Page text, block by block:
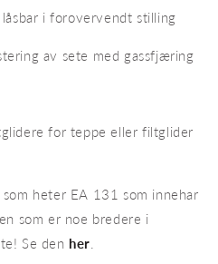
i forovervendt stilling
av sete med gassfjæring
for teppe eller filtglider
heter EA 131 som innehar
som er noe bredere i
Se den her